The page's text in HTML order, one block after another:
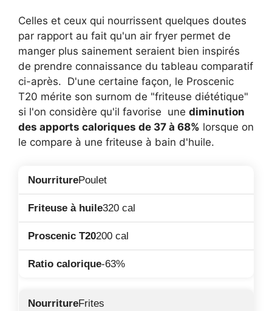
Celles et ceux qui nourrissent quelques doutes
par rapport au fait qu'un air fryer permet de
manger plus sainement seraient bien inspirés
de prendre connaissance du tableau comparatif
ci-après. D'une certaine façon, le Proscenic
T20 mérite son surnom de "friteuse diététique"
si l'on considère qu'il favorise une diminution
des apports caloriques de 37 à 68% lorsque on
le compare à une friteuse à bain d'huile.
Poulet
320 cal
200 cal
-63%
Frites